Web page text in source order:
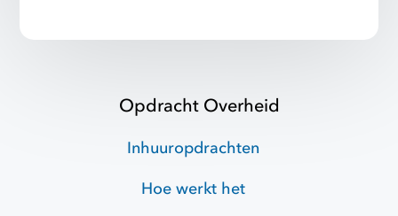
Opdracht Overheid
Inhuuropdrachten
Hoe werkt het